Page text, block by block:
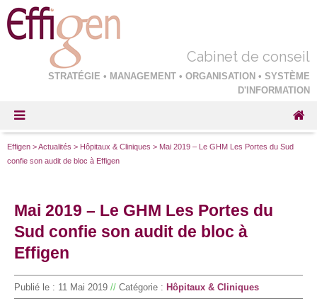
Cabinet de conseil
STRATÉGIE • MANAGEMENT • ORGANISATION • SYSTÈME
D'INFORMATION
Effigen >Actualités > Hôpitaux & Cliniques > Mai 2019 – Le GHM Les Portes du Sud
confie son audit de bloc à Effigen
Mai 2019 – Le GHM Les Portes du
Sud confie son audit de bloc à
Effigen
Publié le : 11 Mai 2019 // Catégorie : Hôpitaux & Cliniques